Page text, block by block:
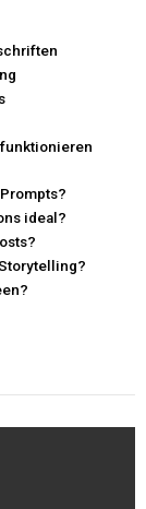
funktionieren
ideal?